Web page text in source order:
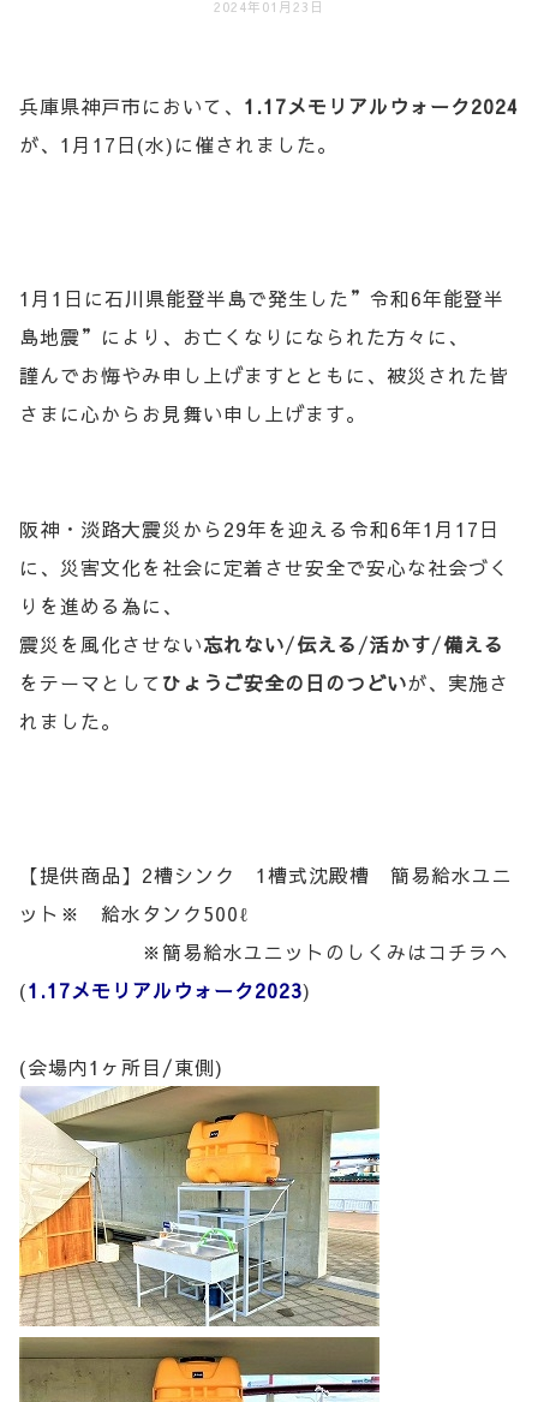
2024年01月23日
兵庫県神戸市において、 1.17メモリアルウォーク2024
が、1月17日(水)に催されました。
1月1日に石川県能登半島で発生した”令和6年能登半
島地震”により、お亡くなりになられた方々に、
謹んでお悔やみ申し上げますとともに、被災された皆
さまに心からお見舞い申し上げます。
阪神・淡路大震災から29年を迎える令和6年1月17日
に、災害文化を社会に定着させ安全で安心な社会づく
りを進める為に、
震災を風化させない忘れない/伝える /活かす/備える
をテーマとしてひょうご安全の日のつどいが、実施さ
れました。
【提供商品】2槽シンク 1槽式沈殿槽 簡易給水ユニ
ット※ 給水タンク500ℓ
※簡易給水ユニットのしくみはコチラへ
(1.17メモリアルウォーク2023)
(会場内1ヶ所目/東側)